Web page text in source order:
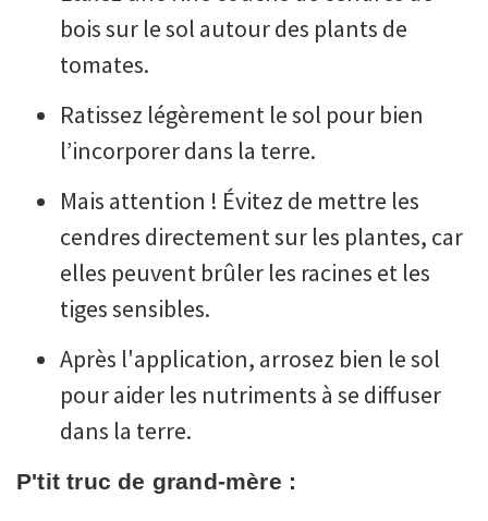
bois sur le sol autour des plants de
tomates.
Ratissez légèrement le sol pour bien
l’incorporer dans la terre.
Mais attention ! Évitez de mettre les
cendres directement sur les plantes, car
elles peuvent brûler les racines et les
tiges sensibles.
Après l'application, arrosez bien le sol
pour aider les nutriments à se diffuser
dans la terre.
P'tit truc de grand-mère :